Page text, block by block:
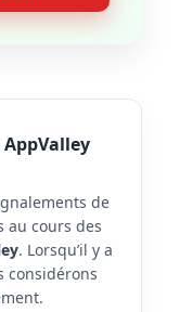
de
au cours des
. Lorsqu’il y a
considérons